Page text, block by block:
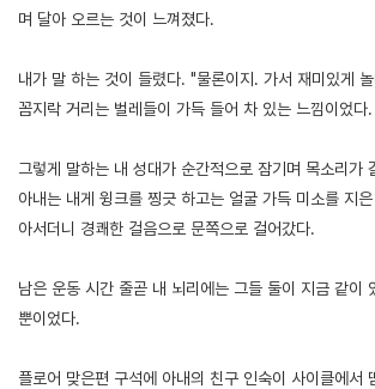
며 달아 오르는 것이 느껴졌다.
내가 말 하는 것이 들렸다. "물론이지. 가서 재미있게
꼼지락 거리는 벌레들이 가득 들어 차 있는 느낌이었다.
그렇게 말하는 내 성대가 순간적으로 잠기며 목소리가
아내는 내게 윙크를 찡긋 하고는 얼굴 가득 미소를 지
아서더니 경쾌한 걸음으로 문쪽으로 걸어갔다.
남은 운동 시간 줄곧 내 뇌리에는 그들 둘이 지금 같이
뿐이었다.
플로어 맞은편 구석에 아내의 친구 인숙이 사이클에서